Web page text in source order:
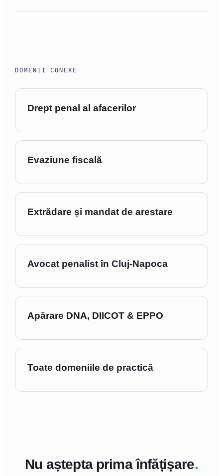
DOMENII CONEXE
Drept penal al afacerilor
Evaziune fiscală
Extrădare și mandat de arestare
Avocat penalist în Cluj-Napoca
Apărare DNA, DIICOT & EPPO
Toate domeniile de practică
Nu aștepta prima înfățișare.